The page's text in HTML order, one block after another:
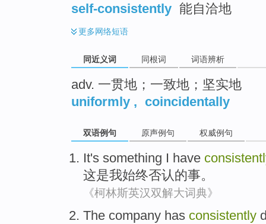
self-consistently 能自洽地
更多网络短语
同近义词 同根词 词语辨析
adv. 一贯地；一致地；坚实地
uniformly , coincidentally
双语例句 原声例句 权威例句
It's something I have
这是我始终否认的事。
《柯林斯英汉双解大词典》
The company has consistently